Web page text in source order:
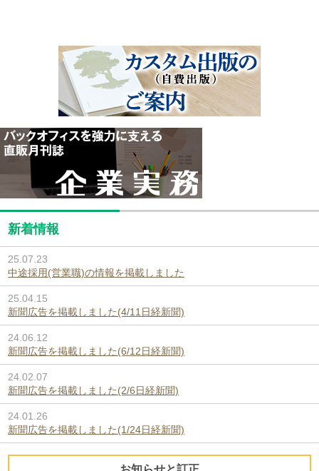
新着情報
25.07.23
中途採用(営業職)の情報を掲載しました
25.04.15
新聞広告を掲載しました(4/11日経新聞)
24.06.12
新聞広告を掲載しました(6/12日経新聞)
24.02.07
新聞広告を掲載しました(2/6日経新聞)
24.01.26
新聞広告を掲載しました(1/24日経新聞)